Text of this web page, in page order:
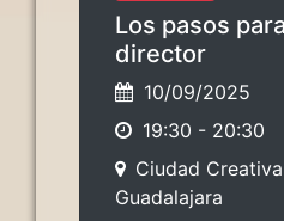
Los pasos
director
10/09/2025
19:30 - 20:30
Ciudad
Guadalajara